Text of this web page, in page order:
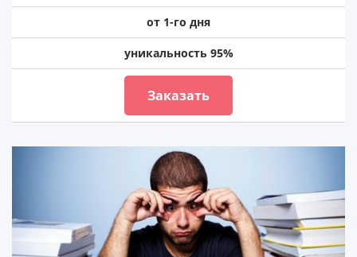
от 1-го дня
уникальность 95%
Заказать